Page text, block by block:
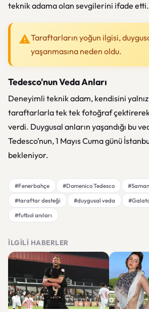
teknik adama olan sevgilerini ifade etti.
Taraftarların yoğun ilgisi,
yaşanmasına neden oldu.
Tedesco'nun Veda Anları
Deneyimli teknik adam, kendisini
taraftarlarla tek tek fotoğraf çektirerek
verdi. Duygusal anların yaşandığı bu
Tedesco’nun, 1 Mayıs Cuma günü
bekleniyor.
#Fenerbahçe #Domenico Tedesco
#taraftar desteği
#duygusal veda
#futbol anıları
İLGILI HABERLER